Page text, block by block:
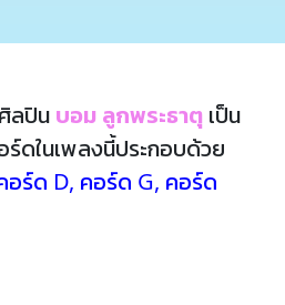
ลปิน บอม ลูกพระธาตุ เป็น
ดในเพลงนี้ประกอบด้วย
อร์ด D, คอร์ด G, คอร์ด